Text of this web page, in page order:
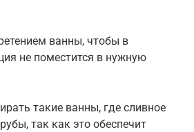
ванны, чтобы в
не поместится в нужную
такие ванны, где сливное
так как это обеспечит